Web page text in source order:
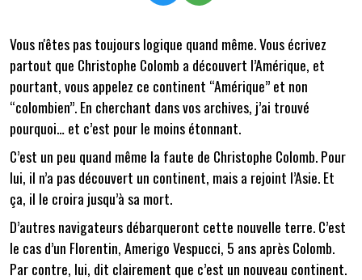
Vous n'êtes pas toujours logique quand même. Vous écrivez
partout que Christophe Colomb a découvert l’Amérique, et
pourtant, vous appelez ce continent “Amérique” et non
“colombien”. En cherchant dans vos archives, j’ai trouvé
pourquoi… et c’est pour le moins étonnant.
C’est un peu quand même la faute de Christophe Colomb. Pour
lui, il n’a pas découvert un continent, mais a rejoint l’Asie. Et
ça, il le croira jusqu’à sa mort.
D’autres navigateurs débarqueront cette nouvelle terre. C’est
le cas d’un Florentin, Amerigo Vespucci, 5 ans après Colomb.
Par contre, lui, dit clairement que c’est un nouveau continent.